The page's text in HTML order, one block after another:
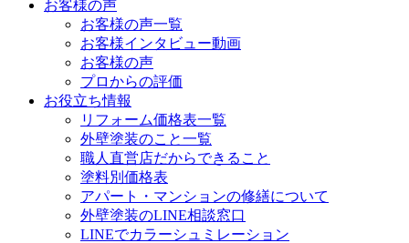
お客様の声
お客様の声一覧
お客様インタビュー動画
お客様の声
プロからの評価
お役立ち情報
リフォーム価格表一覧
外壁塗装のこと一覧
職人直営店だからできること
塗料別価格表
アパート・マンションの修繕について
外壁塗装のLINE相談窓口
LINEでカラーシュミレーション